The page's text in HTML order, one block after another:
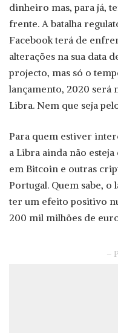
dinheiro mas, para já,
frente. A batalha
Facebook terá de
alterações na sua data
projecto, mas só o
lançamento, 2020 será
Libra. Nem que seja
Para quem estiver
a Libra ainda não
em Bitcoin e outras
Portugal. Quem sabe, o
ter um efeito positivo
200 mil milhões de
–